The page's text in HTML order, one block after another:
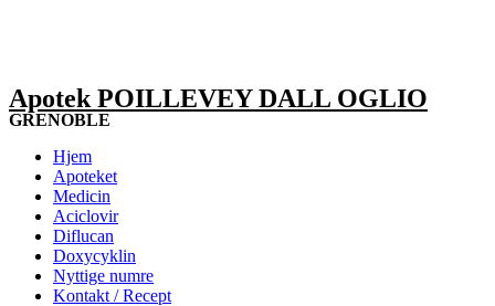
Apotek POILLEVEY DALL OGLIO
GRENOBLE
Hjem
Apoteket
Medicin
Aciclovir
Diflucan
Doxycyklin
Nyttige numre
Kontakt / Recept